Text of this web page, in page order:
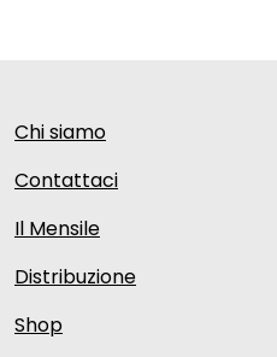
Chi siamo
Contattaci
Il Mensile
Distribuzione
Shop